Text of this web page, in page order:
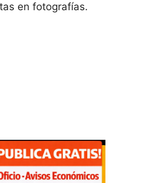
en fotografías.